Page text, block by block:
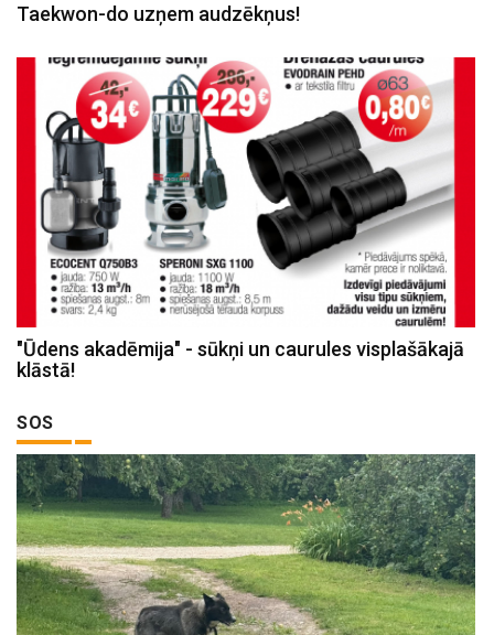
Taekwon-do uzņem audzēkņus!
"Ūdens akadēmija" - sūkņi un caurules visplašākajā
klāstā!
SOS